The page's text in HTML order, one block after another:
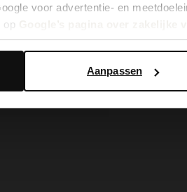
voor advertentie- en
op
Aanpassen
switch to English No, stay